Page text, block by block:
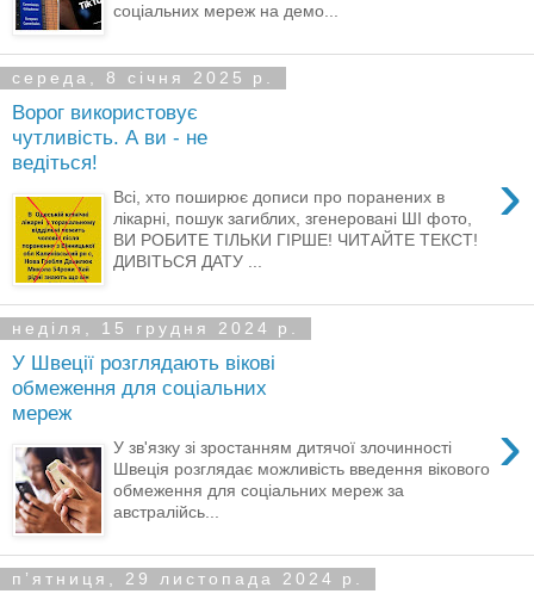
соціальних мереж на демо...
середа, 8 січня 2025 р.
Ворог використовує
чутливість. А ви - не
ведіться!
›
Всі, хто поширює дописи про поранених в
лікарні, пошук загиблих, згенеровані ШІ фото,
ВИ РОБИТЕ ТІЛЬКИ ГІРШЕ! ЧИТАЙТЕ ТЕКСТ!
ДИВІТЬСЯ ДАТУ ...
неділя, 15 грудня 2024 р.
У Швеції розглядають вікові
обмеження для соціальних
мереж
›
У зв'язку зі зростанням дитячої злочинності
Швеція розглядає можливість введення вікового
обмеження для соціальних мереж за
австралійсь...
пʼятниця, 29 листопада 2024 р.